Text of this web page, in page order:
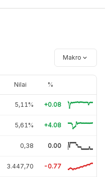
Makro
Nilai %
5,11% +0.08
5,61% +4.08
0,38 0.00
3.447,70 -0.77